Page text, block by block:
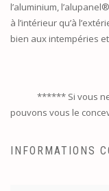
l’aluminium,
à l’intérieur qu’à
bien aux intempéries
****** Si vous ne
pouvons vous le
INFORMATIONS